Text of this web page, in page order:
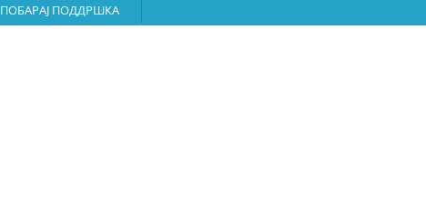
ПОБАРАЈ ПОДДРШКА